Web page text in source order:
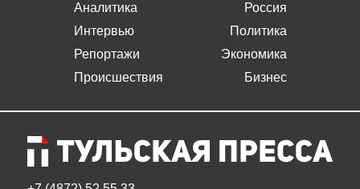
Аналитика
Интервью
Репортажи
Происшествия
Россия
Политика
Экономика
Бизнес